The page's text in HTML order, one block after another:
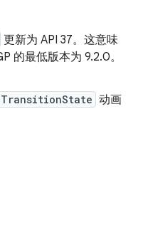
更新为 API 37。这意味
的最低版本为 9.2.0。
动画